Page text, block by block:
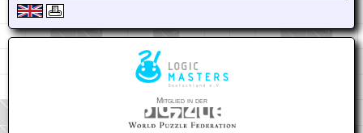
Mitglied in der